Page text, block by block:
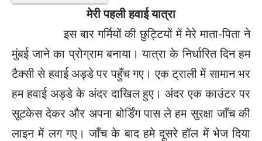
मेरी पहली हवाई यात्रा
इस बार गर्मियों की छुट्टियों में मेरे माता-पिता ने
मुंबई जाने का प्रोग्राम बनाया। यात्रा के निर्धारित दिन हम
टैक्सी से हवाई अड्डे पर पहुँच गए। एक ट्राली में सामान भर
हम हवाई अड्डे के अंदर दाखिल हुए। अंदर एक काउंटर पर
सूटकेस देकर और अपना बोर्डिंग पास ले हम सुरक्षा जाँच की
लाइन में लग गए। जाँच के बाद हमे दूसरे हॉल में भेज दिया